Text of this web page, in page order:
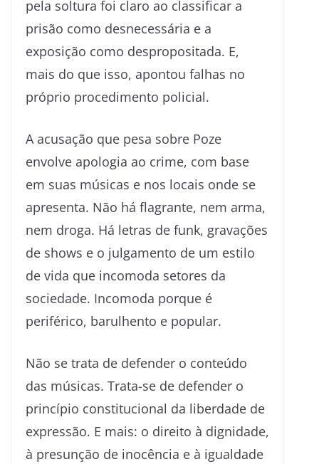
pela soltura foi claro ao classificar a
prisão como desnecessária e a
exposição como despropositada. E,
mais do que isso, apontou falhas no
próprio procedimento policial.
A acusação que pesa sobre Poze
envolve apologia ao crime, com base
em suas músicas e nos locais onde se
apresenta. Não há flagrante, nem arma,
nem droga. Há letras de funk, gravações
de shows e o julgamento de um estilo
de vida que incomoda setores da
sociedade. Incomoda porque é
periférico, barulhento e popular.
Não se trata de defender o conteúdo
das músicas. Trata-se de defender o
princípio constitucional da liberdade de
expressão. E mais: o direito à dignidade,
à presunção de inocência e à igualdade